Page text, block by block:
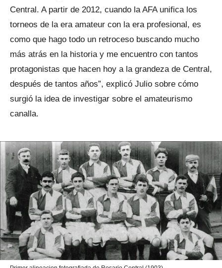
Central. A partir de 2012, cuando la AFA unifica los
torneos de la era amateur con la era profesional, es
como que hago todo un retroceso buscando mucho
más atrás en la historia y me encuentro con tantos
protagonistas que hacen hoy a la grandeza de Central,
después de tantos años”, explicó Julio sobre cómo
surgió la idea de investigar sobre el amateurismo
canalla.